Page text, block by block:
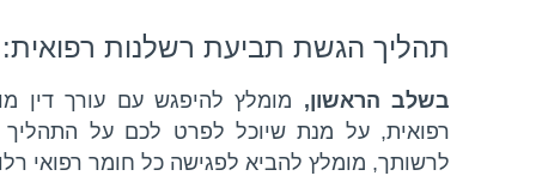
תהליך הגשת תביעת רשלנות רפואית:
בשלב הראשון, מומלץ להיפגש עם עורך דין
רפואית, על מנת שיוכל לפרט לכם על התהליך
לרשותך, מומלץ להביא לפגישה כל חומר רפואי